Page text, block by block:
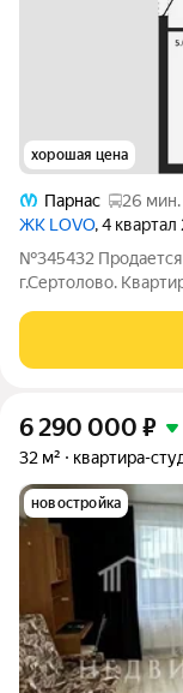
хорошая цена
Парнас
26 мин.
ЖК LOVO, 4
№345432 Продается
г.Сертолово.
отдыха,подземный
предусмотрен
6 290 000 ₽
32 м² квартира-
новостройка